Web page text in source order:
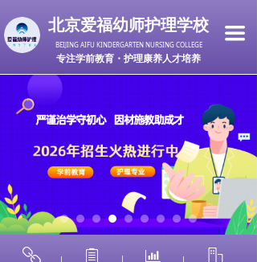
北京爱福幼师护理学校
BEIJING AIFU KINDERGARTEN NURSING COLLEGE
专注学前教育・护理康养人才培养
끀
ꁓ ꁩ ꀄ ꀶ